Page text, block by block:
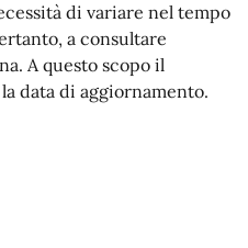
di variare nel tempo
a consultare
A questo scopo il
data di aggiornamento.